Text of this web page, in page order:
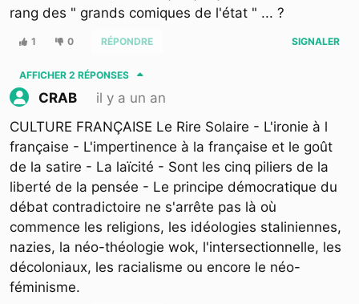
rang des " grands comiques de l'état " ... ?
1 0 RÉPONDRE SIGNALER
AFFICHER 2 RÉPONSES
CRAB
il y a un an
CULTURE FRANÇAISE Le Rire Solaire - L'ironie à l
française - L'impertinence à la française et le goût
de la satire - La laïcité - Sont les cinq piliers de la
liberté de la pensée - Le principe démocratique du
débat contradictoire ne s'arrête pas là où
commence les religions, les idéologies staliniennes,
nazies, la néo-théologie wok, l'intersectionnelle, les
décoloniaux, les racialisme ou encore le néo-
féminisme.